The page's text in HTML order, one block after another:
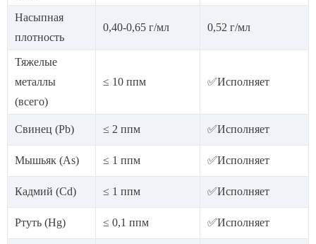
Насыпная
плотность
0,40-0,65 г/мл 0,52 г/мл
Тяжелые
металлы
(всего)
≤ 10 ппм ✅Исполняет
Свинец (Pb) ≤ 2 ппм ✅Исполняет
Мышьяк (As) ≤ 1 ппм ✅Исполняет
Кадмий (Cd) ≤ 1 ппм ✅Исполняет
Ртуть (Hg) ≤ 0,1 ппм ✅Исполняет